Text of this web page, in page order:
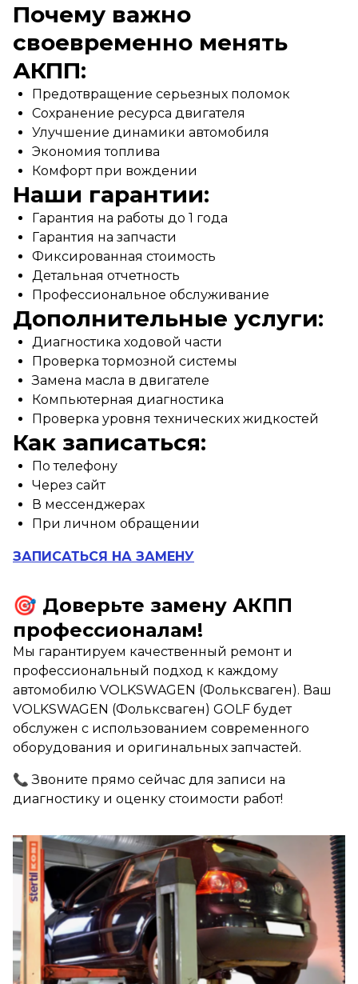
Почему важно
своевременно менять
АКПП:
Предотвращение серьезных поломок
Сохранение ресурса двигателя
Улучшение динамики автомобиля
Экономия топлива
Комфорт при вождении
Наши гарантии:
Гарантия на работы до 1 года
Гарантия на запчасти
Фиксированная стоимость
Детальная отчетность
Профессиональное обслуживание
Дополнительные услуги:
Диагностика ходовой части
Проверка тормозной системы
Замена масла в двигателе
Компьютерная диагностика
Проверка уровня технических жидкостей
Как записаться:
По телефону
Через сайт
В мессенджерах
При личном обращении
ЗАПИСАТЬСЯ НА ЗАМЕНУ
🎯 Доверьте замену АКПП
профессионалам!
Мы гарантируем качественный ремонт и
профессиональный подход к каждому
автомобилю VOLKSWAGEN (Фольксваген). Ваш
VOLKSWAGEN (Фольксваген) GOLF будет
обслужен с использованием современного
оборудования и оригинальных запчастей.
📞 Звоните прямо сейчас для записи на
диагностику и оценку стоимости работ!